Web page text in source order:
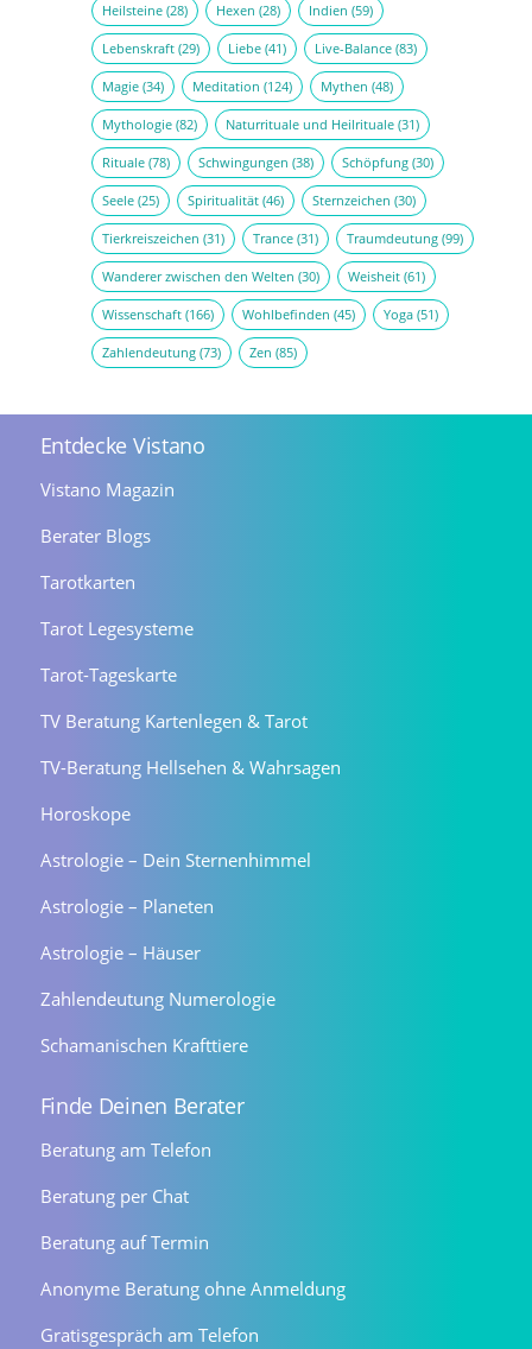
Heilsteine(28) Hexen (28) Indien (59)
Lebenskraft(29) Liebe(41) Live-Balance(83)
Magie(34) Meditation (124) Mythen (48)
Mythologie(82) Naturrituale und Heilrituale(31)
Rituale(78) Schwingungen (38) Schöpfung(30)
Seele(25) Spiritualität(46) Sternzeichen (30)
Tierkreiszeichen (31) Trance(31) Traumdeutung(99)
Wanderer zwischen den Welten (30) Weisheit(61)
Wissenschaft(166) Wohlbefinden (45) Yoga(51)
Zahlendeutung(73) Zen (85)
Entdecke Vistano
Vistano Magazin
Berater Blogs
Tarotkarten
Tarot Legesysteme
Tarot-Tageskarte
TV Beratung Kartenlegen & Tarot
TV-Beratung Hellsehen & Wahrsagen
Horoskope
Astrologie – Dein Sternenhimmel
Astrologie – Planeten
Astrologie – Häuser
Zahlendeutung Numerologie
Schamanischen Krafttiere
Finde Deinen Berater
Beratung am Telefon
Beratung per Chat
Beratung auf Termin
Anonyme Beratung ohne Anmeldung
Gratisgespräch am Telefon